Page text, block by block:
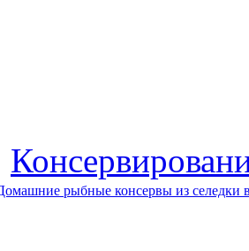
рыбные консервы из селедки